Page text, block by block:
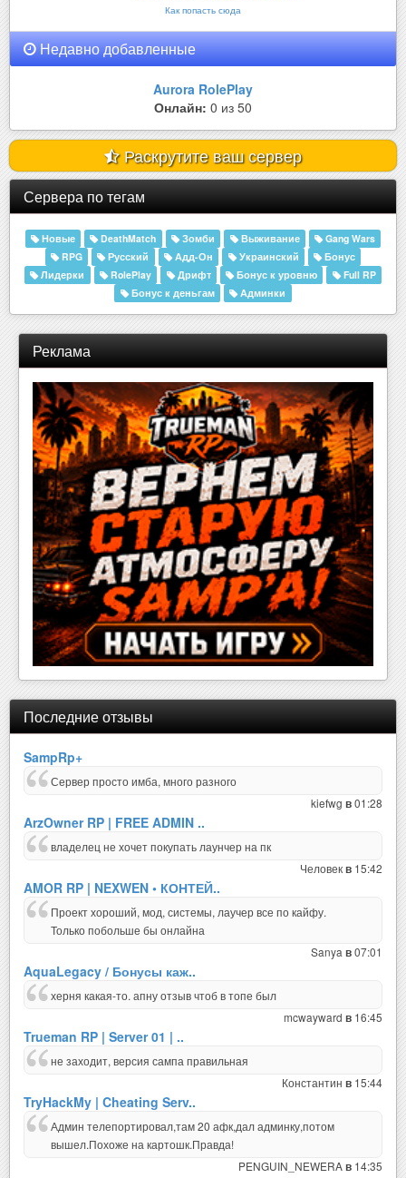
Как попасть сюда
Недавно добавленные
Aurora RolePlay
Онлайн: 0 из 50
Раскрутите ваш сервер
Сервера по тегам
Новые DeathMatch Зомби Выживание
Gang Wars
RPG
Русский Адд-Он Украинский
Бонус
Лидерки
RolePlay Дрифт Бонус к уровню
Full RP
Бонус к деньгам
Админки
Реклама
Последние отзывы
SampRp+
Сервер просто имба, много разного
kiefwg в01:28
ArzOwner RP | FREE ADMIN ..
владелец не хочет покупать лаунчер на пк
Человекв 15:42
AMOR RP | NEXWEN • КОНТЕЙ..
Проект хороший, мод, системы, лаучер все по кайфу.
Только побольше бы онлайна
Sanya в07:01
AquaLegacy / Бонусы каж..
херня какая-то. апну отзыв чтоб в топе был
mcwayward в 16:45
Trueman RP | Server 01 | ..
не заходит, версия сампа правильная
Константин в 15:44
TryHackMy | Cheating Serv..
Админ телепортировал,там 20 афк,дал админку,потом
вышел.Похоже на картошк.Правда!
PENGUIN_NEWERAв 14:35